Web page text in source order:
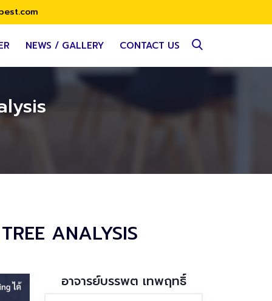
NEWS / GALLERY CONTACT US
ANALYSIS
อาจารย์บรรพต เทพฤทธิ์